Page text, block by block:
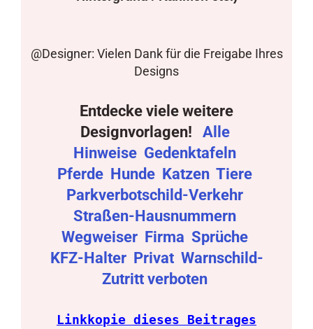
@Designer: Vielen Dank für die Freigabe Ihres
Designs
Entdecke viele weitere
Designvorlagen!
Alle
Hinweise Gedenktafeln
Pferde Hunde Katzen Tiere
Parkverbotschild-Verkehr
Straßen-Hausnummern
Wegweiser Firma Sprüche
KFZ-Halter Privat Warnschild-
Zutritt verboten
Linkkopie dieses Beitrages